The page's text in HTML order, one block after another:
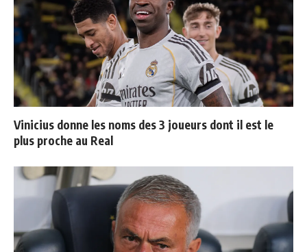
Vinicius donne les noms des 3 joueurs dont il est le
plus proche au Real